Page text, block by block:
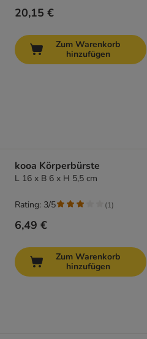
20,15 €
Zum Warenkorb
hinzufügen
kooa Körperbürste
L 16 x B 6 x H 5,5 cm
6,49 €
Rating: 3/5 (1)
Zum Warenkorb
hinzufügen